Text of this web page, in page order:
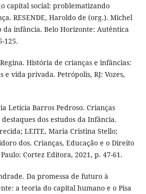
capital social: problematizando
RESENDE, Haroldo de (org.). Michel
da infância. Belo Horizonte: Autêntica
125.
História de crianças e infâncias:
vida privada. Petrópolis, RJ: Vozes,
Letícia Barros Pedroso. Crianças
dos estudos da Infância.
LEITE, Maria Cristina Stello;
dos. Crianças, Educação e o Direito
Cortez Editora, 2021, p. 47-61.
Da promessa de futuro à
a teoria do capital humano e o Pisa